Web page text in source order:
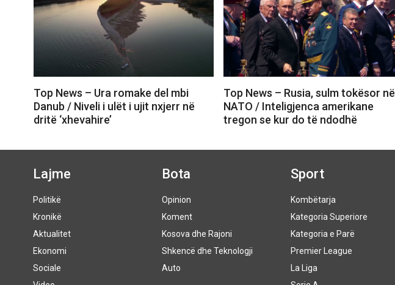
Top News – Ura romake del mbi
Danub / Niveli i ulët i ujit nxjerr në
dritë ‘xhevahire’
Top News – Rusia, sulm tokësor në
NATO / Inteligjenca amerikane
tregon se kur do të ndodhë
Lajme
Politikë
Kronikë
Aktualitet
Ekonomi
Sociale
Bota
Opinion
Koment
Kosova dhe Rajoni
Shkencë dhe Teknologji
Auto
Sport
Kombëtarja
Kategoria Superiore
Kategoria e Parë
Premier League
La Liga